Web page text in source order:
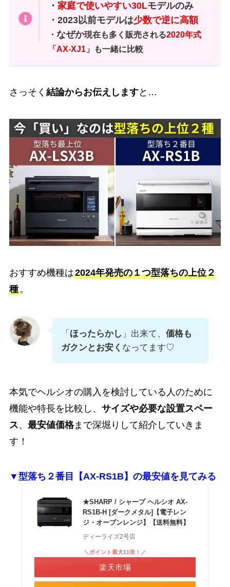
・家庭で使いやすい30Lモデルのみ
・2023以前モデルは少数で逆に高額
・なぜか現在も多く販売される2020年式
「AX-XJ1」
も一緒に比較
さっそく 結論からお伝えしますと…
おすすめ機種は2024年発売の１つ型落ちの上位２
種。
「 ほったらかし 」出来て、 価格も
ガクンとお安く なってます♡
本気でヘルシオの購入を検討している人のために
機能や特長を比較し、 サイズや必要な設置スペー
ス、 最安値価格まで深堀りして紹介していきま
す！
▼型落ち２番目【AX-RS1B】の最安値を見てみる
★SHARP / シャープ ヘルシオ AX-
RS1B-H [ダークメタル]【電子レン
ジ・オーブンレンジ】【送料無料】
ディーライズ2号店
＼ポイント最大11倍！／
楽天市場